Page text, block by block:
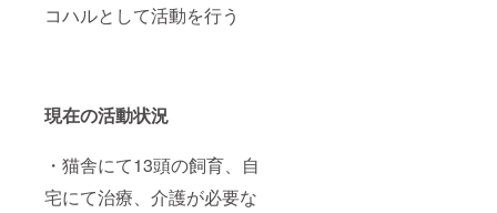
コハルとして活動を行う
現在の活動状況
・猫舎にて13頭の飼育、自
宅にて治療、介護が必要な